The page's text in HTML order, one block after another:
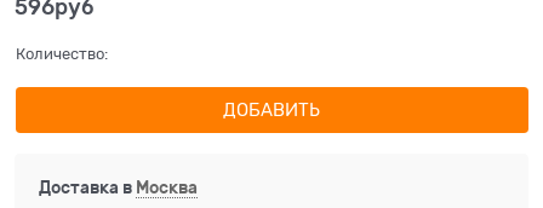
596руб
Количество:
ДОБАВИТЬ
Доставка в Москва